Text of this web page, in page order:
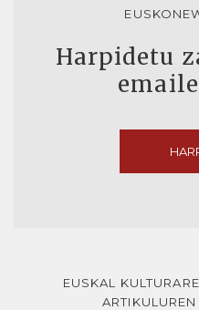
Harpidetu
EUSKAL